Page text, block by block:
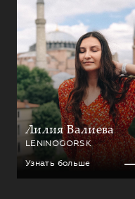
Лилия Валиева
LENINOGORSK
Узнать больше